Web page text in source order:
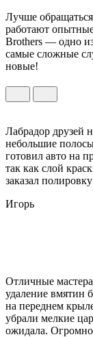
Лучше
работают
Brothers — одно
самые сложные
новые!
Лабрадор друзей
небольшие полосы
готовил авто на
так как слой
заказал
Игорь
Отличные
удаление вмятин
на переднем
убрали мелкие
ожидала.